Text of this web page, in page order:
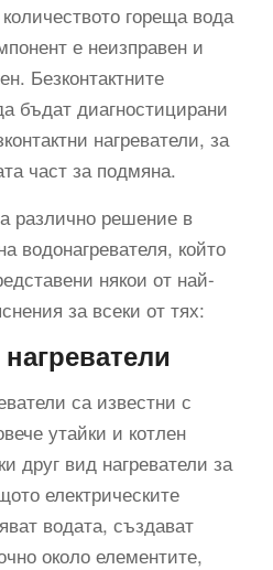
гореща вода
е неизправен и
Безконтактните
бъдат диагностицирани
нагреватели, за
част за подмяна.
различно решение в
водонагревателя, който
някои от най-
за всеки от тях:
са известни с
утайки и котлен
друг вид нагреватели за
електрическите
водата, създават
около елементите,